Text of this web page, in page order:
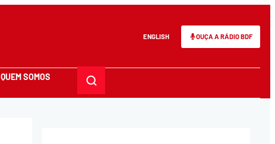
ENGLISH OUÇA A RÁDIO BDF
QUEM SOMOS